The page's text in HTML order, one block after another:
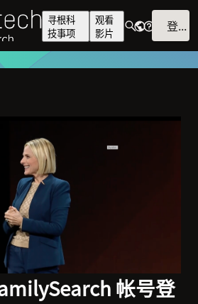
寻根科
技事项
观看
影片
登入
帐号登